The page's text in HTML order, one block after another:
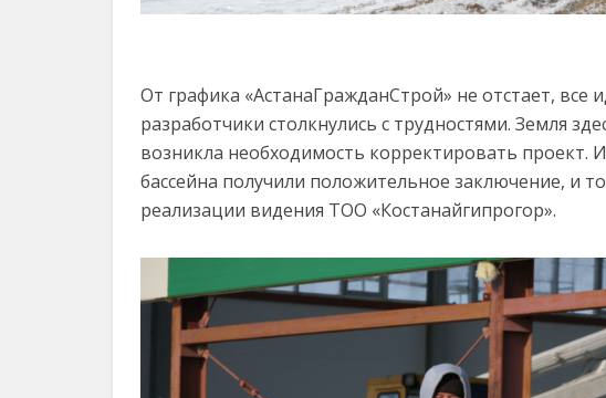
От графика «АстанаГражданСтрой» не отстает, все
разработчики столкнулись с трудностями. Земля
возникла необходимость корректировать проект.
бассейна получили положительное заключение, и
реализации видения ТОО «Костанайгипрогор».